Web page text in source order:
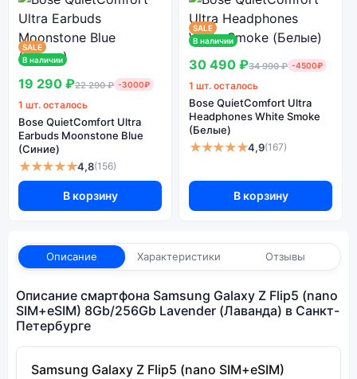
SALE
В наличии
19 290 ₽22 290 ₽ -3000₽
1 шт. осталось
Bose QuietComfort Ultra
Earbuds Moonstone Blue
(Синие)
★★★★★4,8(156)
В корзину
SALE
В наличии
30 490 ₽34 990 ₽ -4500₽
1 шт. осталось
Bose QuietComfort Ultra
Headphones White Smoke
(Белые)
★★★★★4,9(167)
В корзину
Описание Характеристики Отзывы
Описание смартфона Samsung Galaxy Z Flip5 (nano
SIM+eSIM) 8Gb/256Gb Lavender (Лаванда) в Санкт-
Петербурге
Samsung Galaxy Z Flip5 (nano SIM+eSIM)